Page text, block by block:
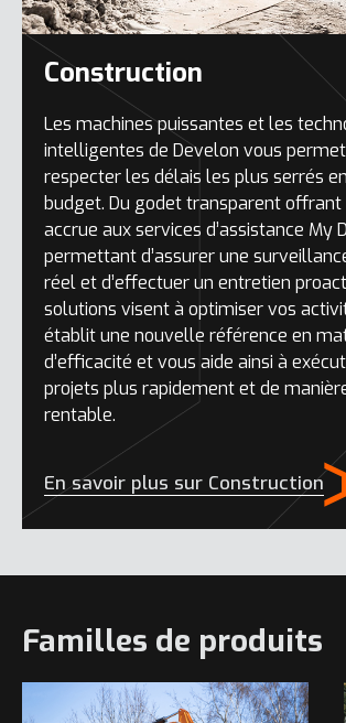
Construction
Les machines puissantes et les
intelligentes de Develon vous
respecter les délais les plus serrés
budget. Du godet transparent offrant
accrue aux services d’assistance My
permettant d’assurer une
réel et d’effectuer un entretien
solutions visent à optimiser vos
établit une nouvelle référence en
d’efficacité et vous aide ainsi à
projets plus rapidement et de
rentable.
En savoir plus sur Construction
Familles de produits